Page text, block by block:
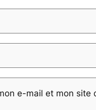
e-mail et mon